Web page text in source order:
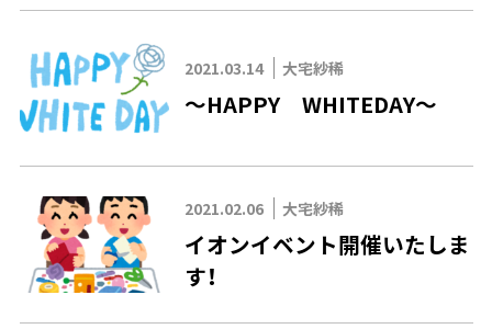
2021.03.14 大宅紗稀
～HAPPY WHITEDAY～
2021.02.06 大宅紗稀
イオンイベント開催いたしま
す！